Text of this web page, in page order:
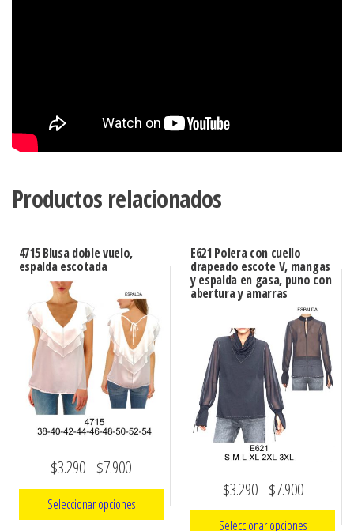
Productos relacionados
4715 Blusa doble vuelo,
espalda escotada
$3.290- $7.900Rango
de
precios:
Seleccionar opciones
E621 Polera con cuello
drapeado escote V, mangas
y espalda en gasa, puno con
abertura y amarras
$3.290- $7.900Rango
de
Seleccionar opciones